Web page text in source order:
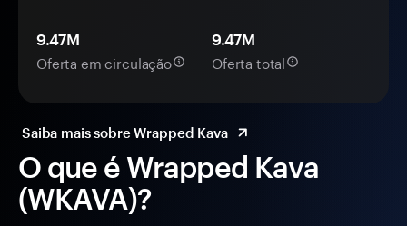
O que é Wrapped Kava
(WKAVA)?
9.47M
Oferta em circulação
9.47M
Oferta total
Saiba mais sobre Wrapped Kava